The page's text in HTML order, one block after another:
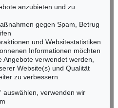
anzubieten und zu
gegen Spam, Betrug
und Websitestatistiken
Informationen möchten
verwendet werden,
Website(s) und Qualität
zu verbessern.
auswählen, verwenden wir